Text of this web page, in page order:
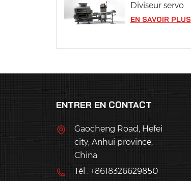
Diviseur servo
EN SAVOIR PLUS
ENTRER EN CONTACT
Gaocheng Road, Hefei
city, Anhui province,
China
Tél : +8618326629850